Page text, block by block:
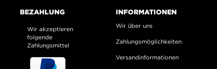
BEZAHLUNG
Wir akzeptieren
folgende
Zahlungsmittel
INFORMATIONEN
Wir über uns
Zahlungsmöglichkeiten
Versandinformationen